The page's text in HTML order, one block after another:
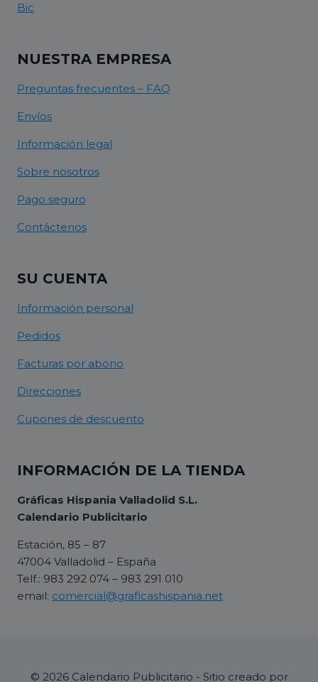
Bic
NUESTRA EMPRESA
Preguntas frecuentes – FAQ
Envíos
Información legal
Sobre nosotros
Pago seguro
Contáctenos
SU CUENTA
Información personal
Pedidos
Facturas por abono
Direcciones
Cupones de descuento
INFORMACIÓN DE LA TIENDA
Gráficas Hispania Valladolid S.L.
Calendario Publicitario
Estación, 85 – 87
47004 Valladolid – España
Telf.: 983 292 074 – 983 291 010
email: comercial@graficashispania.net
© 2026 Calendario Publicitario - Sitio creado por